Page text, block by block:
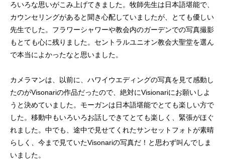
ろいろな思いがこみ上げてきました。牧師先生は日本語堪能で、
カウンセリングがあると聞き心配していましたが、とても優しい
先生でした。フラワーシャワーや教会内のガーデンでの写真撮影
もとても心に残りました。セントラルユニオン教会大聖堂を選ん
で本当によかったなと思いました。
カメラマンは、以前に、ハワイウエディングの写真を見て感動し
たのがVisonariの作品だったので、絶対にVisionariにお願いしよ
うと決めていました。モーガンは日本語堪能でとても楽しい方で
した。移動中もいろいろお話しできてとても楽しく、緊張がほぐ
れました。中でも、途中で見せてくれたサンセットフォトが素晴
らしく、今まで見ていたVisonariの写真だ！と思わず叫んでしま
いました。